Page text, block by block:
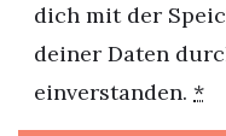
dich mit der
deiner Daten
einverstanden. *